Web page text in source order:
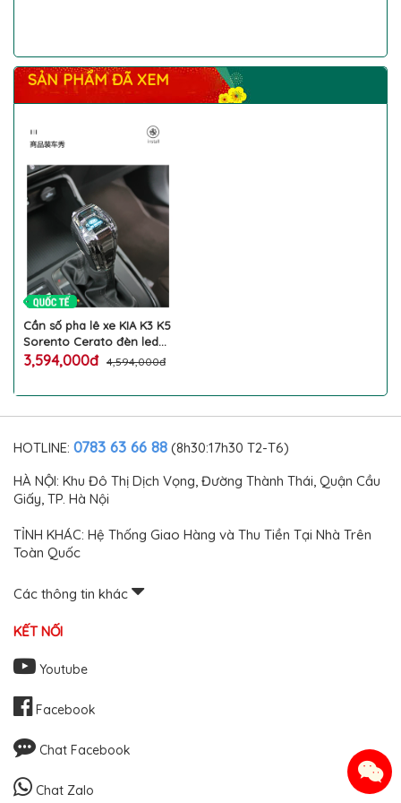
SẢN PHẨM ĐÃ XEM
Cần số pha lê xe KIA K3 K5
Sorento Cerato đèn led
ánh sáng màu logo cảm
3,594,000đ 4,594,000đ
HOTLINE: 0783 63 66 88 (8h30:17h30 T2-T6)
HÀ NỘI: Khu Đô Thị Dịch Vọng, Đường Thành Thái, Quận Cầu
Giấy, TP. Hà Nội
TỈNH KHÁC: Hệ Thống Giao Hàng và Thu Tiền Tại Nhà Trên
Toàn Quốc
Các thông tin khác
KẾT NỐI
Youtube
Facebook
Chat Facebook
Chat Zalo